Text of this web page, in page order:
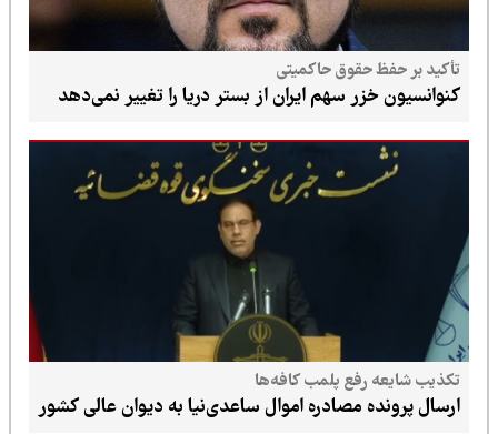
تأکید بر حفظ حقوق حاکمیتی
کنوانسیون خزر سهم ایران از بستر دریا را تغییر نمی‌دهد
تکذیب شایعه رفع پلمب کافه‌ها
ارسال پرونده مصادره اموال ساعدی‌نیا به دیوان عالی کشور